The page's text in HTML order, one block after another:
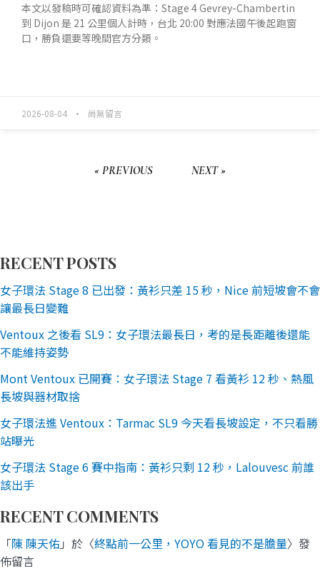
本文以發稿時可確認資料為準：Stage 4 Gevrey-Chambertin
到 Dijon 是 21 公里個人計時，台北 20:00 對應法國午後起跑窗
口，勝負還要等晚間官方分類。
2026-08-04 尚無留言
« PREVIOUS NEXT »
RECENT POSTS
女子環法 Stage 8 已出發：黃衫只差 15 秒，Nice 前短坡會不會
讓最長日變難
Ventoux 之後看 SL9：女子環法最長日，考的是長距離後還能
不能維持姿勢
Mont Ventoux 已開賽：女子環法 Stage 7 看黃衫 12 秒、熱風
長坡與器材取捨
女子環法進 Ventoux：Tarmac SL9 今天看長坡設定，不只看勝
站曝光
女子環法 Stage 6 賽中指南：黃衫只剩 12 秒，Lalouvesc 前誰
該出手
RECENT COMMENTS
「陳 陳天佑」於〈終點前一公里，YOYO 看見的不是膽量〉發
佈留言